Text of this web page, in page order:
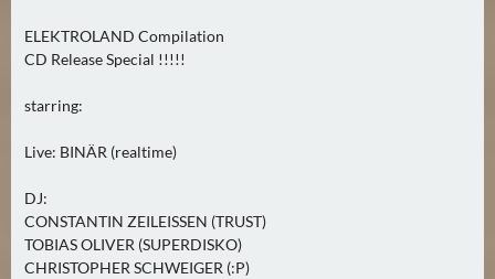
)
E
E
M
O
R
ELEKTROLAND Compilation
CD Release Special !!!!!
starring:
Live: BINÄR (realtime)
DJ:
CONSTANTIN ZEILEISSEN (TRUST)
TOBIAS OLIVER (SUPERDISKO)
CHRISTOPHER SCHWEIGER (:P)